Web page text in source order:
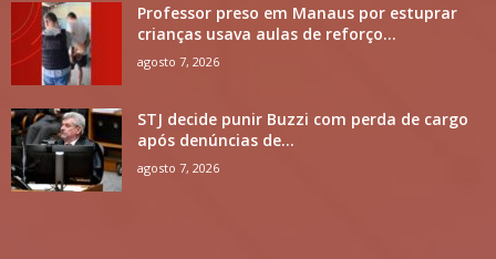
Professor preso em Manaus por estuprar
crianças usava aulas de reforço...
agosto 7, 2026
STJ decide punir Buzzi com perda de cargo
após denúncias de...
agosto 7, 2026